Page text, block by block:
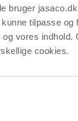
bruger
tilpasse og
og vores indhold.
cookies.